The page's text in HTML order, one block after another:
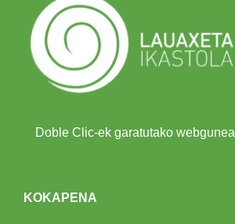
Doble Clic-ek garatutako webgunea
KOKAPENA